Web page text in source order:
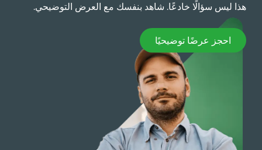
ليس سؤالًا خادعًا. شاهد بنفسك مع العرض التوضيحي.
احجز عرضًا توضيحيًا
عرضًا توضيحيًا